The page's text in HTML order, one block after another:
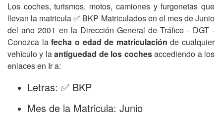
Los coches, turismos, motos, camiones y furgonetas que
llevan la matricula ✅ BKP Matriculados en el mes de Junio
del año 2001 en la Dirección General de Tráfico - DGT -
Conozca lafecha o edad de matriculación de cualquier
vehículo y laantiguedad de los cochesaccediendo a los
enlaces en Ir a:
Letras: ✅ BKP
Mes de la Matricula: Junio